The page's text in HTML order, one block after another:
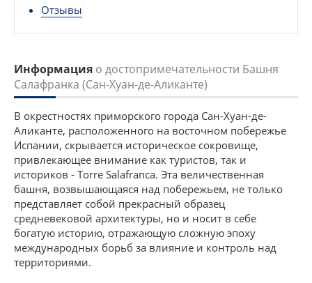
Отзывы
Информация о достопримечательности Башня
Салафранка (Сан-Хуан-де-Аликанте)
В окрестностях приморского города Сан-Хуан-де-
Аликанте, расположенного на восточном побережье
Испании, скрывается историческое сокровище,
привлекающее внимание как туристов, так и
историков - Torre Salafranca. Эта величественная
башня, возвышающаяся над побережьем, не только
представляет собой прекрасный образец
средневековой архитектуры, но и носит в себе
богатую историю, отражающую сложную эпоху
международных борьб за влияние и контроль над
территориями.